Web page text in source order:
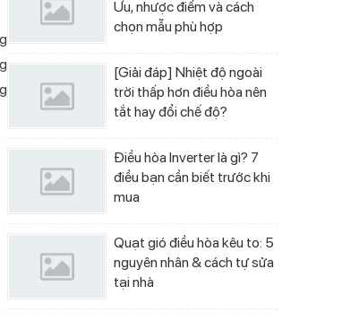
Ưu, nhược điểm và cách
chọn mẫu phù hợp
[Giải đáp] Nhiệt độ ngoài
trời thấp hơn điều hòa nên
tắt hay đổi chế độ?
Điều hòa Inverter là gì? 7
điều bạn cần biết trước khi
mua
Quạt gió điều hòa kêu to: 5
nguyên nhân & cách tự sửa
tại nhà